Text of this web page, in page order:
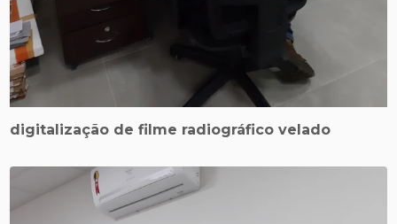
digitalização de filme radiográfico velado